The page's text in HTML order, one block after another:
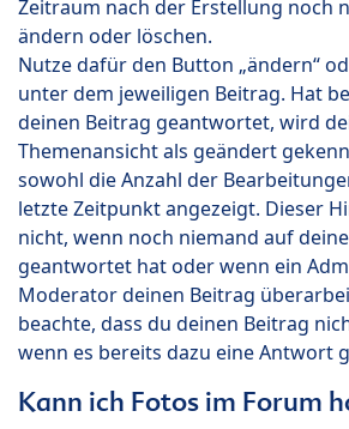
Zeitraum nach der Erstellung noch
ändern oder löschen.
Nutze dafür den Button „ändern“
unter dem jeweiligen Beitrag. Hat
deinen Beitrag geantwortet, wird
Themenansicht als geändert
sowohl die Anzahl der
letzte Zeitpunkt angezeigt. Dieser
nicht, wenn noch niemand auf
geantwortet hat oder wenn ein
Moderator deinen Beitrag
beachte, dass du deinen Beitrag
wenn es bereits dazu eine Antwort
Kann ich Fotos im Forum